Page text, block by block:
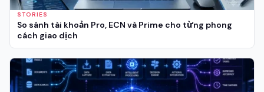
STORIES
So sánh tài khoản Pro, ECN và Prime cho từng phong
cách giao dịch